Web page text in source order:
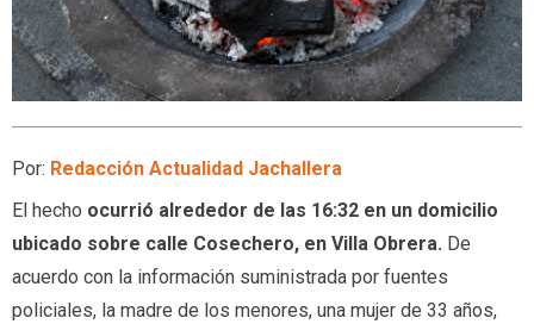
Por: Redacción Actualidad Jachallera
El hecho ocurrió alrededor de las 16:32 en un domicilio
ubicado sobre calle Cosechero, en Villa Obrera. De
acuerdo con la información suministrada por fuentes
policiales, la madre de los menores, una mujer de 33 años,